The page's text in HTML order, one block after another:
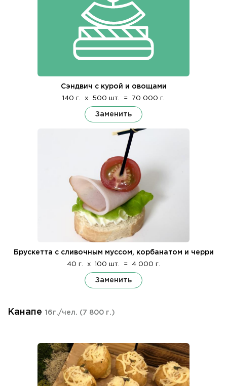
Сэндвич с курой и овощами
140 г. x 500 шт. = 70 000 г.
Заменить
Брускетта с сливочным муссом, корбанатом и черри
40 г. x 100 шт. = 4 000 г.
Заменить
Канапе 16г./чел. (7 800 г.)